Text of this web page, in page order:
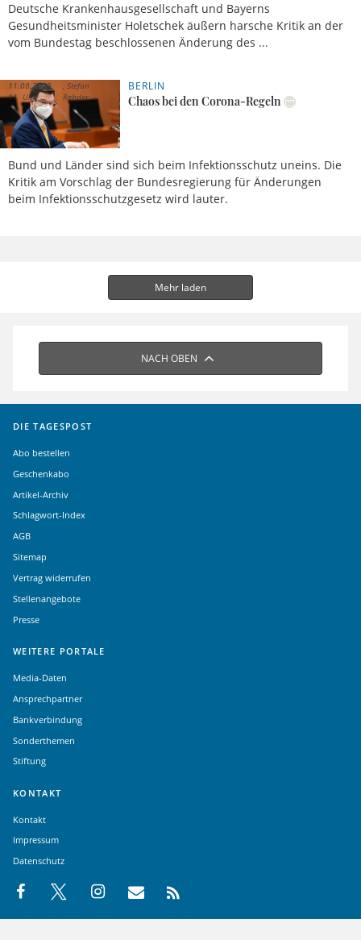
Deutsche Krankenhausgesellschaft und Bayerns
Gesundheitsminister Holetschek äußern harsche Kritik an der
vom Bundestag beschlossenen Änderung des ...
BERLIN
Chaos bei den Corona-Regeln
Bund und Länder sind sich beim Infektionsschutz uneins. Die
Kritik am Vorschlag der Bundesregierung für Änderungen
beim Infektionsschutzgesetz wird lauter.
11.08.2022,
11 Uhr
Stefan
Rehder
Mehr laden
NACH OBEN
DIE TAGESPOST
Abo bestellen
Geschenkabo
Artikel-Archiv
Schlagwort-Index
AGB
Sitemap
Vertrag widerrufen
Stellenangebote
Presse
WEITERE PORTALE
Media-Daten
Ansprechpartner
Bankverbindung
Sonderthemen
Stiftung
KONTAKT
Kontakt
Impressum
Datenschutz